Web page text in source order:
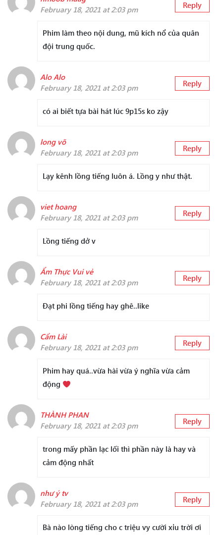
February 18, 2021 at 2:03 pm
Reply
Phim làm theo nội dung, mũ kích nổ của quân
đội trung quốc.
Alo Alo
February 18, 2021 at 2:03 pm
Reply
có ai biết tựa bài hát lúc 9p15s ko zậy
long võ
February 18, 2021 at 2:03 pm
Reply
Lạy kênh lồng tiếng luôn á. Lồng y như thật.
viet hoang
February 18, 2021 at 2:03 pm
Reply
Lồng tiếng dở v
Ẩm Thực Vui vẻ
February 18, 2021 at 2:03 pm
Reply
Đạt phi lồng tiếng hay ghê..like
Cẩm Lài
February 18, 2021 at 2:03 pm
Reply
Phim hay quá..vừa hài vừa ý nghĩa vừa cảm
động
THÀNH PHAN
February 18, 2021 at 2:03 pm
Reply
trong mấy phần lạc lối thì phần này là hay và
cảm động nhất
như ý tv
February 18, 2021 at 2:03 pm
Reply
Bà nào lòng tiếng cho c triệu vy cười xỉu trời ơi